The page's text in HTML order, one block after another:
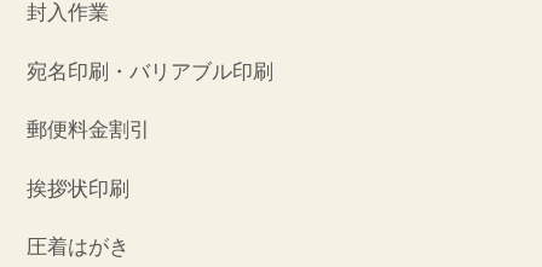
封入作業
宛名印刷・バリアブル印刷
郵便料金割引
挨拶状印刷
圧着はがき